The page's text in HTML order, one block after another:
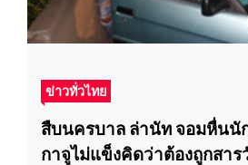
ข่าวทั่วไทย
สืบนครบาล ล่านัท จอมหื่นนั
กาจูไม่แข็งคิดว่าต้องถูกสา